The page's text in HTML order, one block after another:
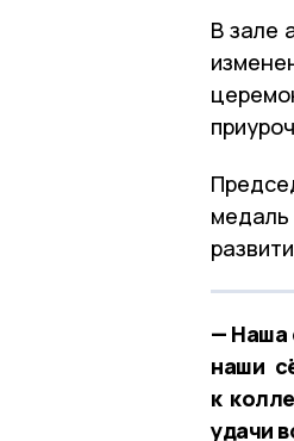
В зале
медаль
— Наша
наши
к
удачи